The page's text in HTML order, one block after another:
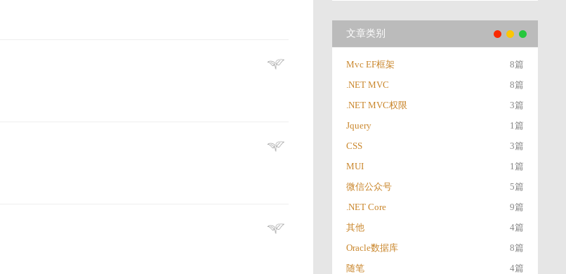
文章类别
Mvc EF框架
8篇
.NET MVC
8篇
.NET MVC权限
3篇
Jquery
1篇
CSS
3篇
MUI
1篇
微信公众号
5篇
.NET Core
9篇
其他
4篇
Oracle数据库
8篇
随笔
4篇